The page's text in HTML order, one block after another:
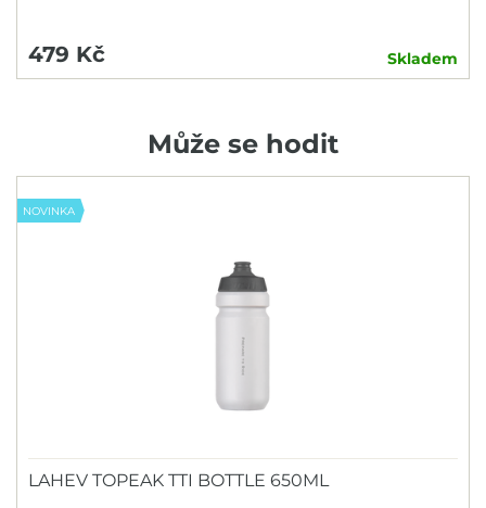
479 Kč Skladem
Může se hodit
NOVINKA
LAHEV TOPEAK TTI BOTTLE 650ML